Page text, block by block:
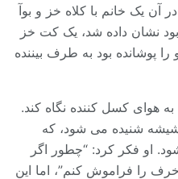
آن یک خانم با کلاه خز و بوآ
نشان داده شد، یک کت خز
را پوشانده بود به طرف بیننده
هوای کسل کننده نگاه کند.
شیشه شنیده می شود، که
او فکر کرد: “چطور اگر
را فراموش کنم”، اما این